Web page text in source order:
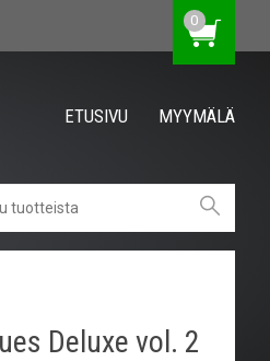
0
ETUSIVU MYYMÄLÄ
Deluxe vol. 2